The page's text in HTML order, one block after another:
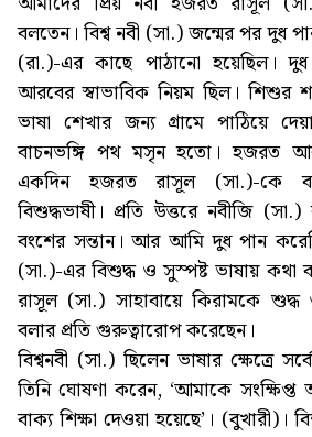
বলতেন। বিশ্ব নবী (সা.) জন্মের পর দুধ
(রা.)-এর কাছে পাঠানো হয়েছিল।
আরবের স্বাভাবিক নিয়ম ছিল। শিশুর
ভাষা শেখার জন্য গ্রামে পাঠিয়ে
বাচনভঙ্গি পথ মসৃন হতো। হজরত
একদিন হজরত রাসূল (সা.)-কে
বিশুদ্ধভাষী। প্রতি উত্তরে নবীজি
বংশের সন্তান। আর আমি দুধ পান
(সা.)-এর বিশুদ্ধ ও সুস্পষ্ট ভাষায় কথা
রাসূল (সা.) সাহাবায়ে কিরামকে শুদ্ধ
বলার প্রতি গুরুত্বারোপ করেছেন।
বিশ্বনবী (সা.) ছিলেন ভাষার ক্ষেত্রে
তিনি ঘোষণা করেন, ‘আমাকে সংক্ষিপ্ত
বাক্য শিক্ষা দেওয়া হয়েছে’। (বুখারী)।